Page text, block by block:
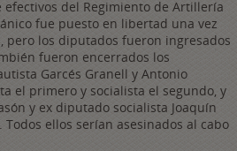
efectivos del Regimiento de Artillería
fue puesto en libertad una vez
pero los diputados fueron ingresados
fueron encerrados los
Garcés Granell y Antonio
el primero y socialista el segundo, y
y ex diputado socialista Joaquín
Todos ellos serían asesinados al cabo